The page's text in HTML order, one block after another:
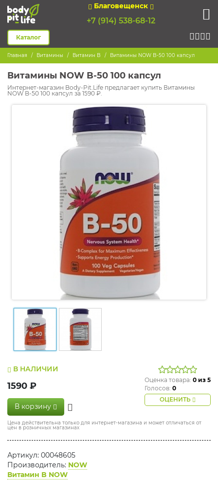
Благовещенск
+7 (914) 538-68-12
Каталог
Главная Витамины Витамин B Витамины NOW B-50 100 капсул
Витамины NOW B-50 100 капсул
Интернет-магазин Body-Pit.Life предлагает купить Витамины
NOW B-50 100 капсул за 1590 ₽.
В НАЛИЧИИ
1590 ₽
В корзину
Оценка товара: 0 из 5
Голосов: 0
ОЦЕНИТЬ
Цена действительна только для интернет-магазина и может отличаться от
цен в розничных магазинах
Артикул: 00048605
Производитель: NOW
Витамин B NOW